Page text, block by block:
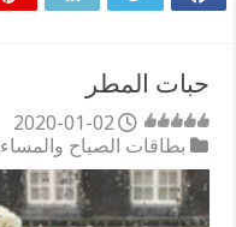
حبات المطر
2020-01-02
بطاقات الصباح والمساء